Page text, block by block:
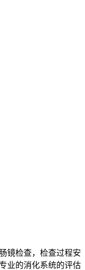
镜检查，检查过程安
业的消化系统的评估